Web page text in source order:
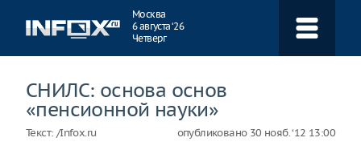
Москва
6 августа ‘26
Четверг
СНИЛС: основа основ
«пенсионной науки»
Текст: /Infox.ru опубликовано 30 нояб. ‘12 13:00